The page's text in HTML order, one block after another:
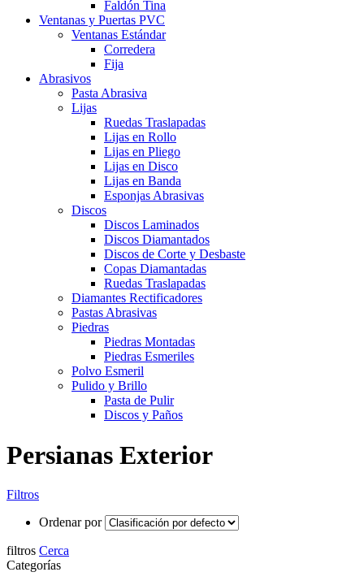
Faldón Tina
Ventanas y Puertas PVC
Ventanas Estándar
Corredera
Fija
Abrasivos
Pasta Abrasiva
Lijas
Ruedas Traslapadas
Lijas en Rollo
Lijas en Pliego
Lijas en Disco
Lijas en Banda
Esponjas Abrasivas
Discos
Discos Laminados
Discos Diamantados
Discos de Corte y Desbaste
Copas Diamantadas
Ruedas Traslapadas
Diamantes Rectificadores
Pastas Abrasivas
Piedras
Piedras Montadas
Piedras Esmeriles
Polvo Esmeril
Pulido y Brillo
Pasta de Pulir
Discos y Paños
Persianas Exterior
Filtros
Ordenar por
filtros Cerca
Categorías